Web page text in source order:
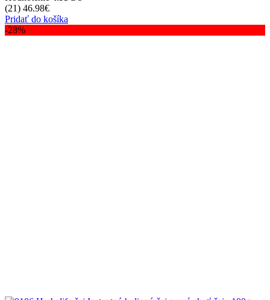
(21) 46.98€
Pridať do košíka
-28%